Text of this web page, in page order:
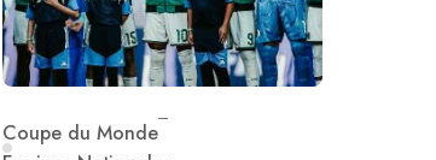
Coupe du Monde